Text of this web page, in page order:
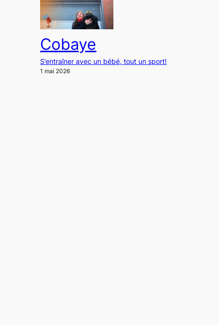
Cobaye
S’entraîner avec un bébé, tout un sport!
1 mai 2026